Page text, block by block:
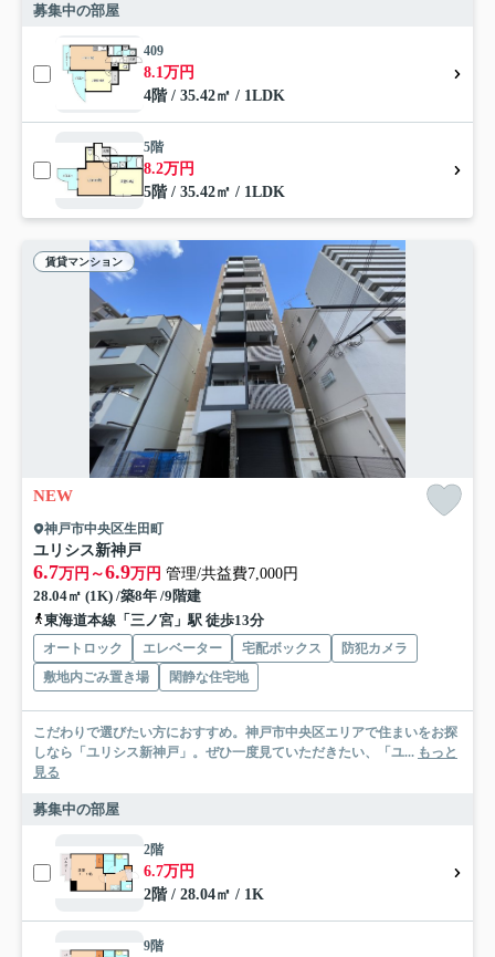
募集中の部屋
409
8.1万円
4階 / 35.42㎡ / 1LDK
5階
8.2万円
5階 / 35.42㎡ / 1LDK
賃貸マンション
NEW
神戸市中央区生田町
ユリシス新神戸
6.7万円～6.9万円 管理/共益費7,000円
28.04㎡ (1K) /築8年 /9階建
東海道本線「三ノ宮」駅 徒歩13分
オートロック エレベーター 宅配ボックス
防犯カメラ
敷地内ごみ置き場
閑静な住宅地
こだわりで選びたい方におすすめ。神戸市中央区エリアで住まいをお探
しなら「ユリシス新神戸」。ぜひ一度見ていただきたい、「ユ... もっと
見る
募集中の部屋
2階
6.7万円
2階 / 28.04㎡ / 1K
9階